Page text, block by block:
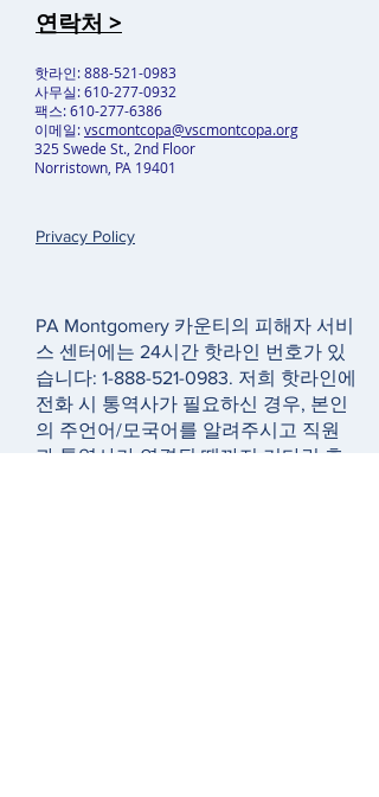
연락처 >
핫라인:888-521-0983
사무실:610-277-0932
팩스:610-277-6386
이메일:vscmontcopa@vscmontcopa.org
325 Swede St., 2nd Floor
Norristown, PA 19401
Privacy Policy
PA Montgomery 카운티의 피해자 서비
스 센터에는 24시간 핫라인 번호가 있
습니다: 1-888-521-0983. 저희 핫라인에
전화 시 통역사가 필요하신 경우, 본인
의 주언어/모국어를 알려주시고 직원
과 통역사가 연결될 때까지 기다린 후